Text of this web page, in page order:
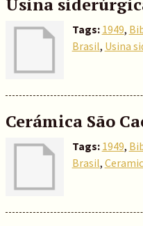
Tags: 1949,
Brasil, Usina
Cerámica São
Tags: 1949,
Brasil,